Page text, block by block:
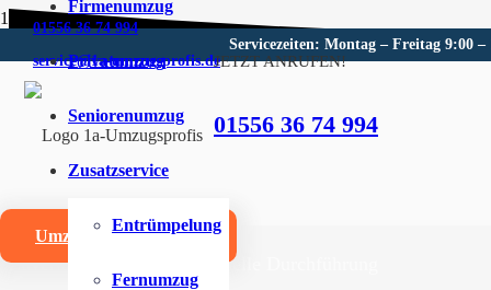
01556 36 74 994
service@1a-umzugsprofis.de
Servicezeiten: Montag – Freitag 9:00 –
JETZT ANRUFEN!
01556 36 74 994
Firmenumzug
Privatumzug
Seniorenumzug
Zusatzservice
Entrümpelung
Fernumzug
Umzugskostenrechner
Umzugsunternehmen für
Wir sind Ihr kompetentes Umzugsunternehmen für
Zuverlässige und professionelle Durchführung